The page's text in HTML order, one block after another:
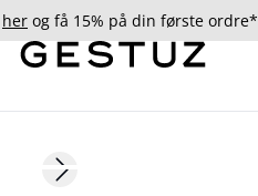
her og få 15% på din første ordre*
Next slide